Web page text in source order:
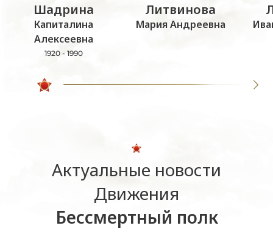
Шадрина
Капиталина
Алексеевна
1920 - 1990
Литвинова
Мария Андреевна
Актуальные новости
Движения
Бессмертный полк